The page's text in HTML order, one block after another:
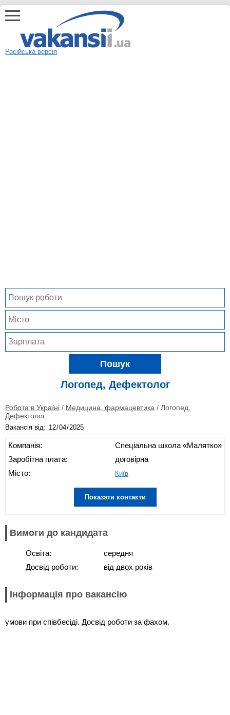
Російська версія
Пошук
Логопед, Дефектолог
Робота в Україні / Медицина, фармацевтика / Логопед,
Дефектолог
Вакансія від:
Компанія:
Заробітна плата:
Місто:
Спеціальна школа «Малятко»
договірна
Київ
Показати контакти
Вимоги до кандидата
Освіта:
Досвід роботи:
середня
від двох років
Інформація про вакансію
умови при співбесіді. Досвід роботи за фахом.